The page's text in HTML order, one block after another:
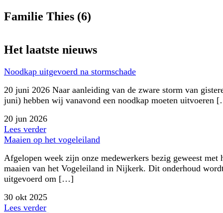
Familie Thies (6)
Het laatste nieuws
Noodkap uitgevoerd na stormschade
20 juni 2026 Naar aanleiding van de zware storm van
juni) hebben wij vanavond een noodkap moeten uitvoeren
20 jun 2026
Lees verder
Maaien op het vogeleiland
Afgelopen week zijn onze medewerkers bezig geweest met
maaien van het Vogeleiland in Nijkerk. Dit onderhoud
uitgevoerd om […]
30 okt 2025
Lees verder